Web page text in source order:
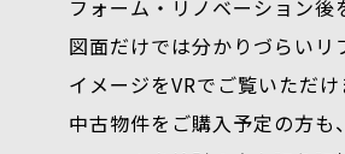
フォーム・リノベーション後
図面だけでは分かりづらいリ
イメージをVRでご覧いただけ
中古物件をご購入予定の方も